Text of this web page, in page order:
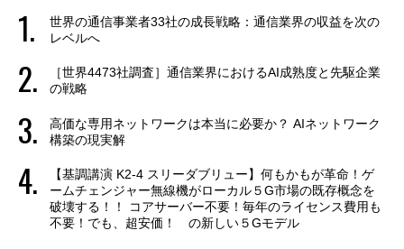
世界の通信事業者33社の成長戦略：通信業界の収益を次の
レベルへ
［世界4473社調査］通信業界におけるAI成熟度と先駆企業
の戦略
高価な専用ネットワークは本当に必要か？ AIネットワーク
構築の現実解
【基調講演 K2-4 スリーダブリュー】何もかもが革命！ゲ
ームチェンジャー無線機がローカル５G市場の既存概念を
破壊する！！ コアサーバー不要！毎年のライセンス費用も
不要！でも、超安価！ の新しい５Gモデル